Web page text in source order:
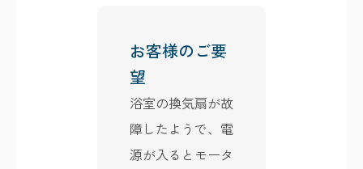
お客様のご要
望
浴室の換気扇が故
障したようで、電
源が入るとモータ